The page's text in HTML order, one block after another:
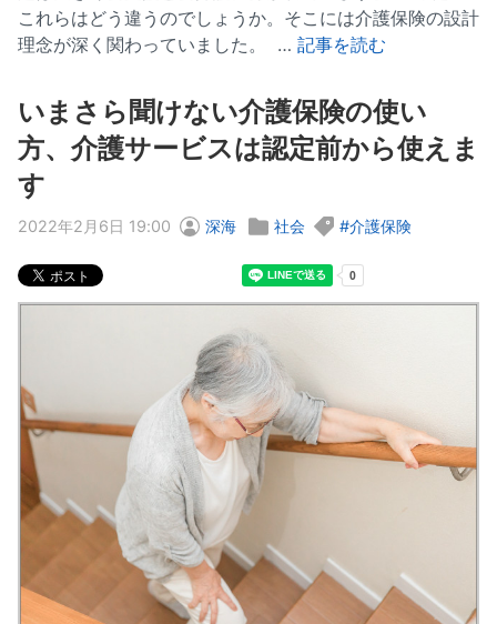
これらはどう違うのでしょうか。そこには介護保険の設計
理念が深く関わっていました。 … 記事を読む
いまさら聞けない介護保険の使い
方、介護サービスは認定前から使えま
す
2022年2月6日 19:00 深海 社会 介護保険